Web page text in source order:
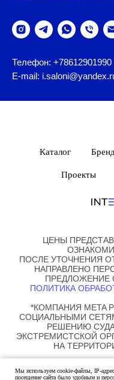
Телефон: +78612901990
E-mail:
Мы используем cookie-файлы, IP-
посещение сайта было удобным и
Каталог
Проекты
ЦЕНЫ
ПОСЛЕ УТОЧНЕНИЯ
НАПРАВЛЕНО
ПРЕДЛОЖЕНИЕ
ПОЛИТИКА
*КОМПАНИЯ META
СОЦИАЛЬНЫМИ
РЕШЕНИЮ СУДА
ЭКСТРЕМИСТСКОЙ
НА
© ALL RIGHTS